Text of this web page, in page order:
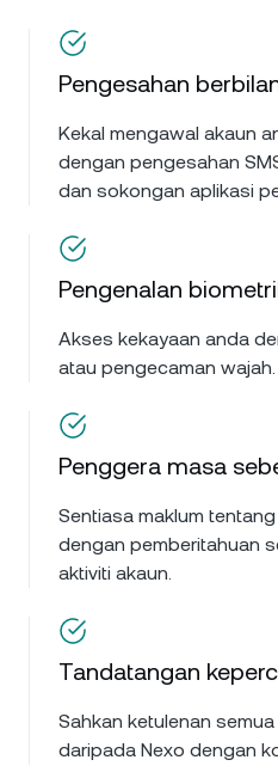
Pengesahan
Kekal mengawal akaun
dengan pengesahan
dan sokongan aplikasi
Pengenalan
Akses kekayaan anda
atau pengecaman wajah.
Penggera masa
Sentiasa maklum
dengan pemberitahuan
aktiviti akaun.
Tandatangan
Sahkan ketulenan
daripada Nexo dengan